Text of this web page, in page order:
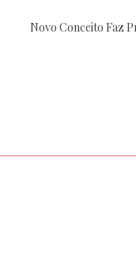
Novo Conceito Faz